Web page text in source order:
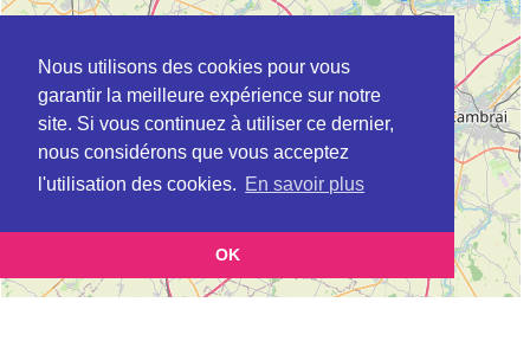
Nous utilisons des cookies pour vous
garantir la meilleure expérience sur notre
site. Si vous continuez à utiliser ce dernier,
nous considérons que vous acceptez
l'utilisation des cookies. En savoir plus
OK